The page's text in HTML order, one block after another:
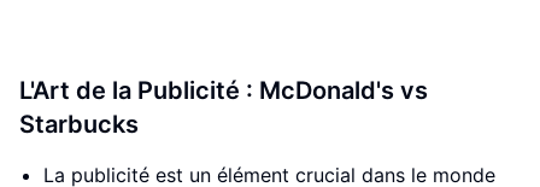
L'Art de la Publicité : McDonald's vs
Starbucks
La publicité est un élément crucial dans le monde